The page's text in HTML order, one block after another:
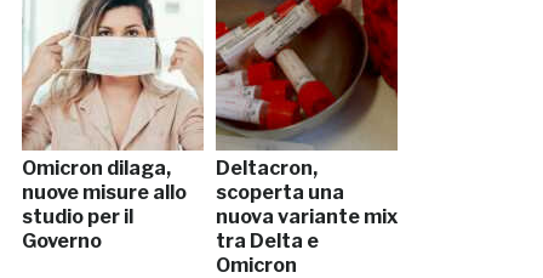
Omicron dilaga,
nuove misure allo
studio per il
Governo
Deltacron,
scoperta una
nuova variante mix
tra Delta e
Omicron